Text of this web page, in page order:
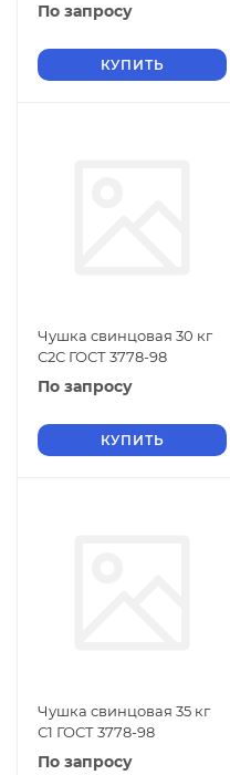
По запросу
КУПИТЬ
Чушка свинцовая 30 кг
С2С ГОСТ 3778-98
По запросу
КУПИТЬ
Чушка свинцовая 35 кг
С1 ГОСТ 3778-98
По запросу